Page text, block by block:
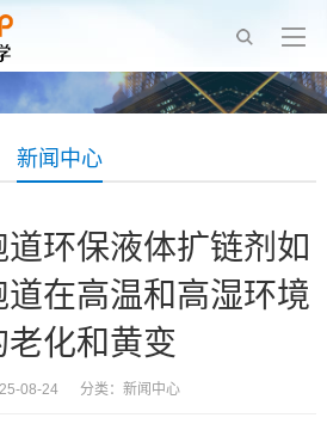
新闻中心
环保液体扩链剂如
在高温和高湿环境
老化和黄变
08-24 分类： 新闻中心